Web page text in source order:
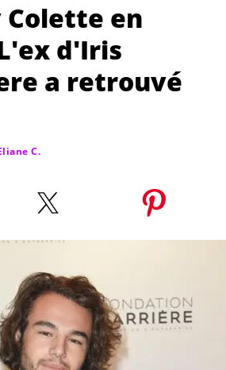
en
d'Iris
a retrouvé
C.